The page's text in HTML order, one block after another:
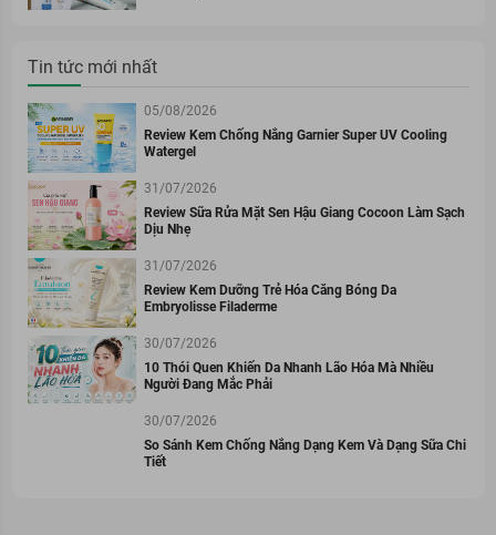
Tin tức mới nhất
05/08/2026
Review Kem Chống Nắng Garnier Super UV Cooling
Watergel
31/07/2026
Review Sữa Rửa Mặt Sen Hậu Giang Cocoon Làm Sạch
Dịu Nhẹ
31/07/2026
Review Kem Dưỡng Trẻ Hóa Căng Bóng Da
Embryolisse Filaderme
30/07/2026
10 Thói Quen Khiến Da Nhanh Lão Hóa Mà Nhiều
Người Đang Mắc Phải
30/07/2026
So Sánh Kem Chống Nắng Dạng Kem Và Dạng Sữa Chi
Tiết